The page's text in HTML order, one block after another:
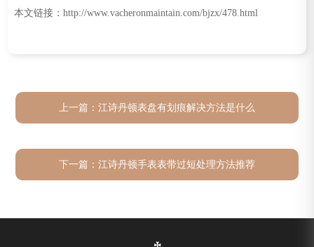
本文链接：http://www.vacheronmaintain.com/bjzx/478.html
上一篇： 江诗丹顿表盘有划痕解决方法是什么
下一篇： 江诗丹顿手表表带过短处理方法推荐